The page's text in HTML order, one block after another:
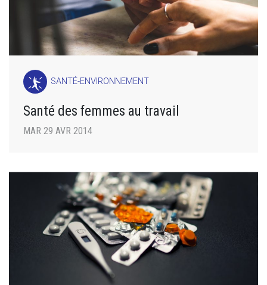
SANTÉ-ENVIRONNEMENT
Santé des femmes au travail
MAR 29 AVR 2014